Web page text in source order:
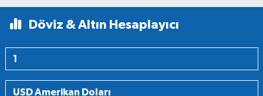
Döviz & Altın Hesaplayıcı